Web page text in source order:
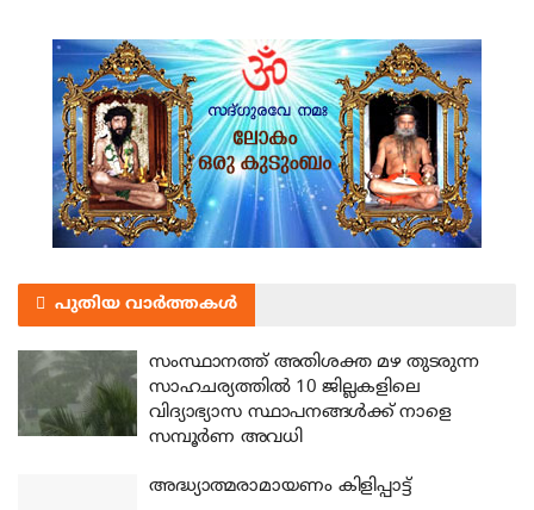
പുതിയ വാർത്തകൾ
സംസ്ഥാനത്ത് അതിശക്ത മഴ തുടരുന്ന
സാഹചര്യത്തിൽ 10 ജില്ലകളിലെ
വിദ്യാഭ്യാസ സ്ഥാപനങ്ങൾക്ക് നാളെ
സമ്പൂർണ അവധി
അദ്ധ്യാത്മരാമായണം കിളിപ്പാട്ട്